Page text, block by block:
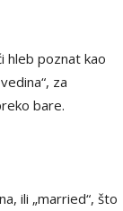
hleb poznat kao
za
bare.
ili „married“, što